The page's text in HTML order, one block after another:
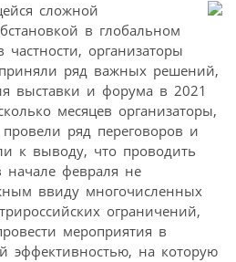
сложной
в глобальном
организаторы
приняли ряд важных решений,
выставки и форума в 2021
месяцев организаторы,
ряд переговоров и
к выводу, что проводить
начале февраля не
ввиду многочисленных
ограничений,
мероприятия в
эффективностью, на которую